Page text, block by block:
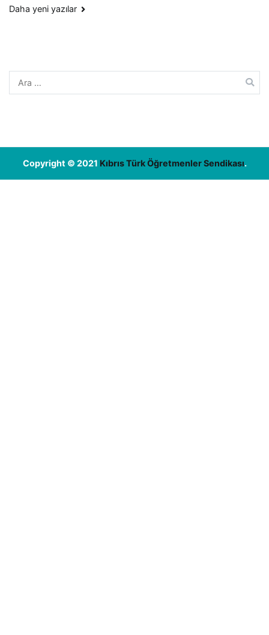
Yazı
Daha yeni yazılar
Arama:
Copyright © 2021 Kıbrıs Türk Öğretmenler Sendikası.